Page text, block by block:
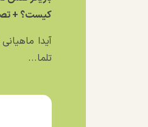
کیست؟ +
آیدا
تلما...